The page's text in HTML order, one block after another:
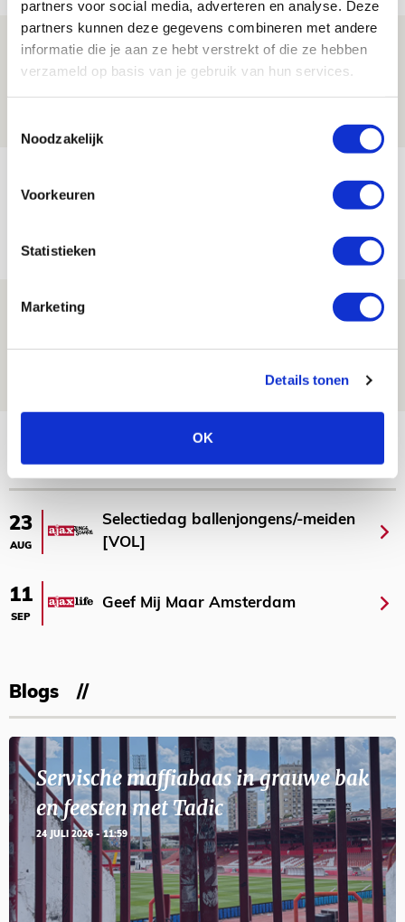
partners voor social media, adverteren en analyse. Deze
partners kunnen deze gegevens combineren met andere
informatie die je aan ze hebt verstrekt of die ze hebben
verzameld op basis van je gebruik van hun services.
Noodzakelijk
Voorkeuren
Statistieken
Marketing
Details tonen
OK
Drie dingen die je moet weten over PEC
Zwolle - Ajax
08 AUGUSTUS 2026 - 12:32
Míchels elf: met welke formatie begin
jij aan nieuw eredivisieseizoen?
NIEUWS
Spelen bij Jong Ajax of Ajax 1? Dat
AGENDA
23
AUG
Selectiedag ballenjongens/-meiden
[VOL]
11
SEP
Geef Mij Maar Amsterdam
Blogs
Servische maffiabaas in grauwe bak
en feesten met Tadic
24 JULI 2026 - 11:59